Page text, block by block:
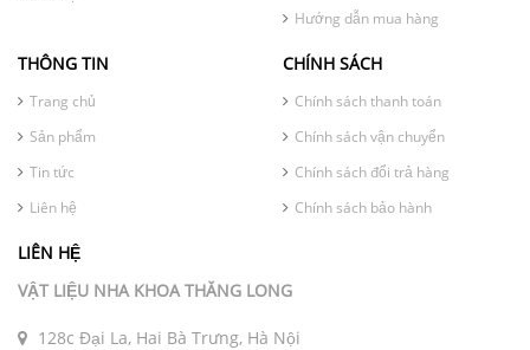
Hướng dẫn mua hàng
THÔNG TIN
Trang chủ
Sản phẩm
Tin tức
Liên hệ
CHÍNH SÁCH
Chính sách thanh toán
Chính sách vận chuyển
Chính sách đổi trả hàng
Chính sách bảo hành
LIÊN HỆ
VẬT LIỆU NHA KHOA THĂNG LONG
128c Đại La, Hai Bà Trưng, Hà Nội